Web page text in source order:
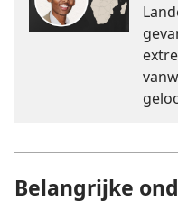
Belangrijke